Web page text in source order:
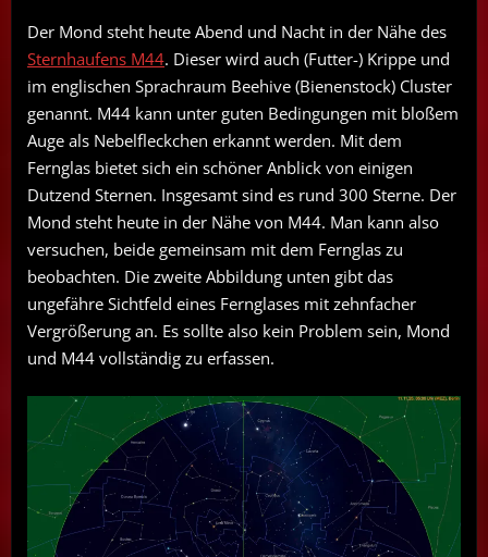
Der Mond steht heute Abend und Nacht in der Nähe des
Sternhaufens M44. Dieser wird auch (Futter-) Krippe und
im englischen Sprachraum Beehive (Bienenstock) Cluster
genannt. M44 kann unter guten Bedingungen mit bloßem
Auge als Nebelfleckchen erkannt werden. Mit dem
Fernglas bietet sich ein schöner Anblick von einigen
Dutzend Sternen. Insgesamt sind es rund 300 Sterne. Der
Mond steht heute in der Nähe von M44. Man kann also
versuchen, beide gemeinsam mit dem Fernglas zu
beobachten. Die zweite Abbildung unten gibt das
ungefähre Sichtfeld eines Fernglases mit zehnfacher
Vergrößerung an. Es sollte also kein Problem sein, Mond
und M44 vollständig zu erfassen.